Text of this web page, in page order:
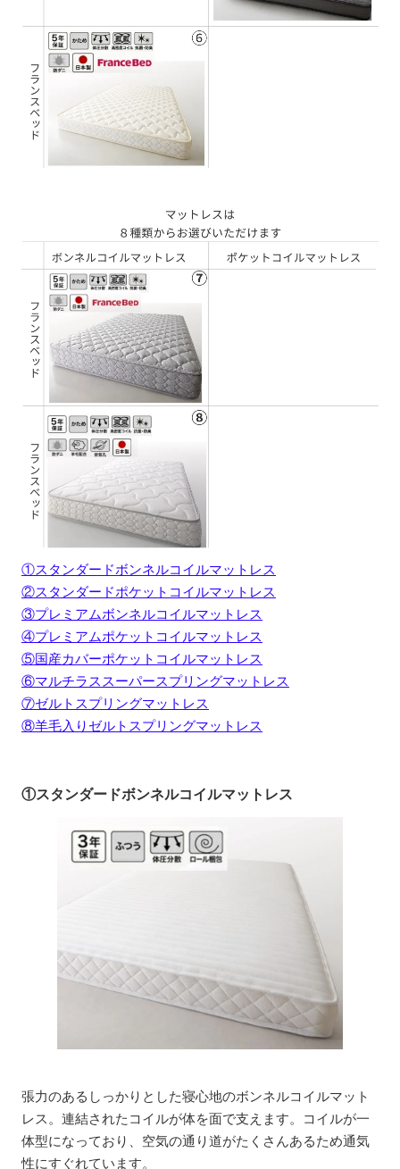
①スタンダードボンネルコイルマットレス
②スタンダードポケットコイルマットレス
③プレミアムボンネルコイルマットレス
④プレミアムポケットコイルマットレス
⑤国産カバーポケットコイルマットレス
⑥マルチラススーパースプリングマットレス
⑦ゼルトスプリングマットレス
⑧羊毛入りゼルトスプリングマットレス
①スタンダードボンネルコイルマットレス
張力のあるしっかりとした寝心地のボンネルコイルマット
レス。連結されたコイルが体を面で支えます。コイルが一
体型になっており、空気の通り道がたくさんあるため通気
性にすぐれています。